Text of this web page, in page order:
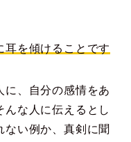
耳を傾けることです
に、自分の感情をあ
んな人に伝えるとし
ない例か、真剣に聞